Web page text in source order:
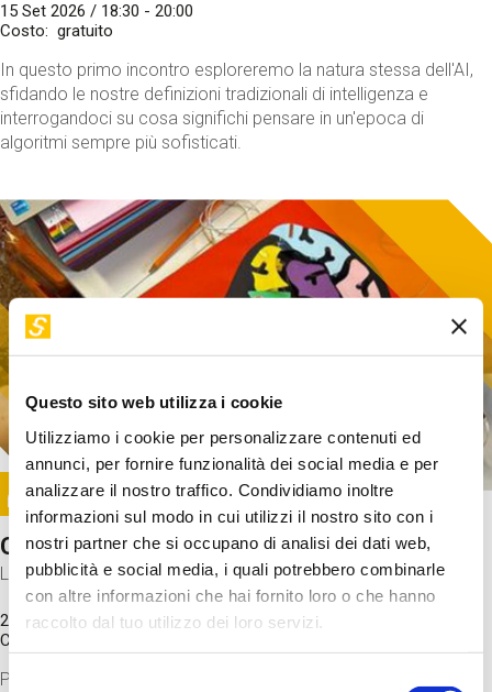
Questo sito web utilizza i cookie
Utilizziamo i cookie per personalizzare contenuti ed
annunci, per fornire funzionalità dei social media e per
analizzare il nostro traffico. Condividiamo inoltre
informazioni sul modo in cui utilizzi il nostro sito con i
nostri partner che si occupano di analisi dei dati web,
pubblicità e social media, i quali potrebbero combinarle
con altre informazioni che hai fornito loro o che hanno
raccolto dal tuo utilizzo dei loro servizi.
Selezione
15 Set 2026 / 18:30 - 20:00
Costo
gratuito
In questo primo incontro esploreremo la natura stessa dell'AI,
sfidando le nostre definizioni tradizionali di intelligenza e
interrogandoci su cosa significhi pensare in un'epoca di
algoritmi sempre più sofisticati.
Image
SUNDAY@STEP
Come funziona il cervello?
Laboratorio
20 Set 2026 / 11:15 - 13:00
Costo
Proveremo a costruire un cervello in cartoncino cercando di